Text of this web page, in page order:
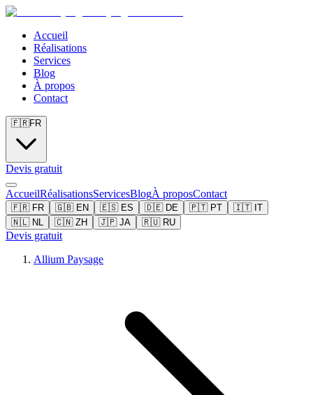
Accueil
Réalisations
Services
Blog
À propos
Contact
🇫🇷FR
Devis gratuit
AccueilRéalisationsServicesBlogÀ proposContact
🇫🇷 FR 🇬🇧 EN 🇪🇸 ES 🇩🇪 DE 🇵🇹 PT 🇮🇹 IT
🇳🇱 NL 🇨🇳 ZH 🇯🇵 JA 🇷🇺 RU
Devis gratuit
Allium Paysage